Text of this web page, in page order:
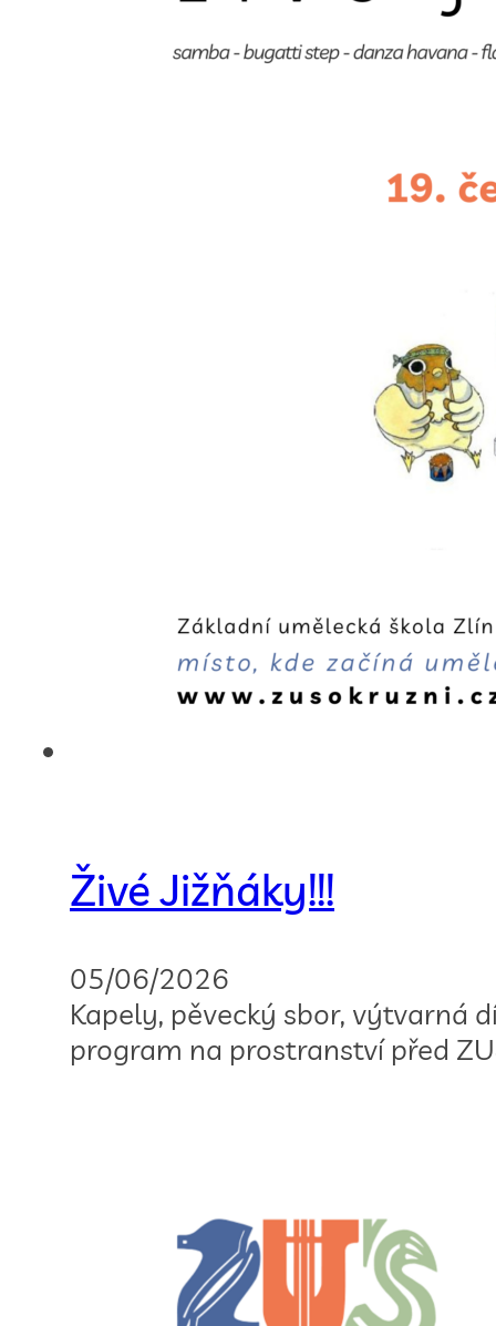
Živé Jižňáky!!!
05/06/2026
Kapely, pěvecký sbor, výtvarná
program na prostranství před